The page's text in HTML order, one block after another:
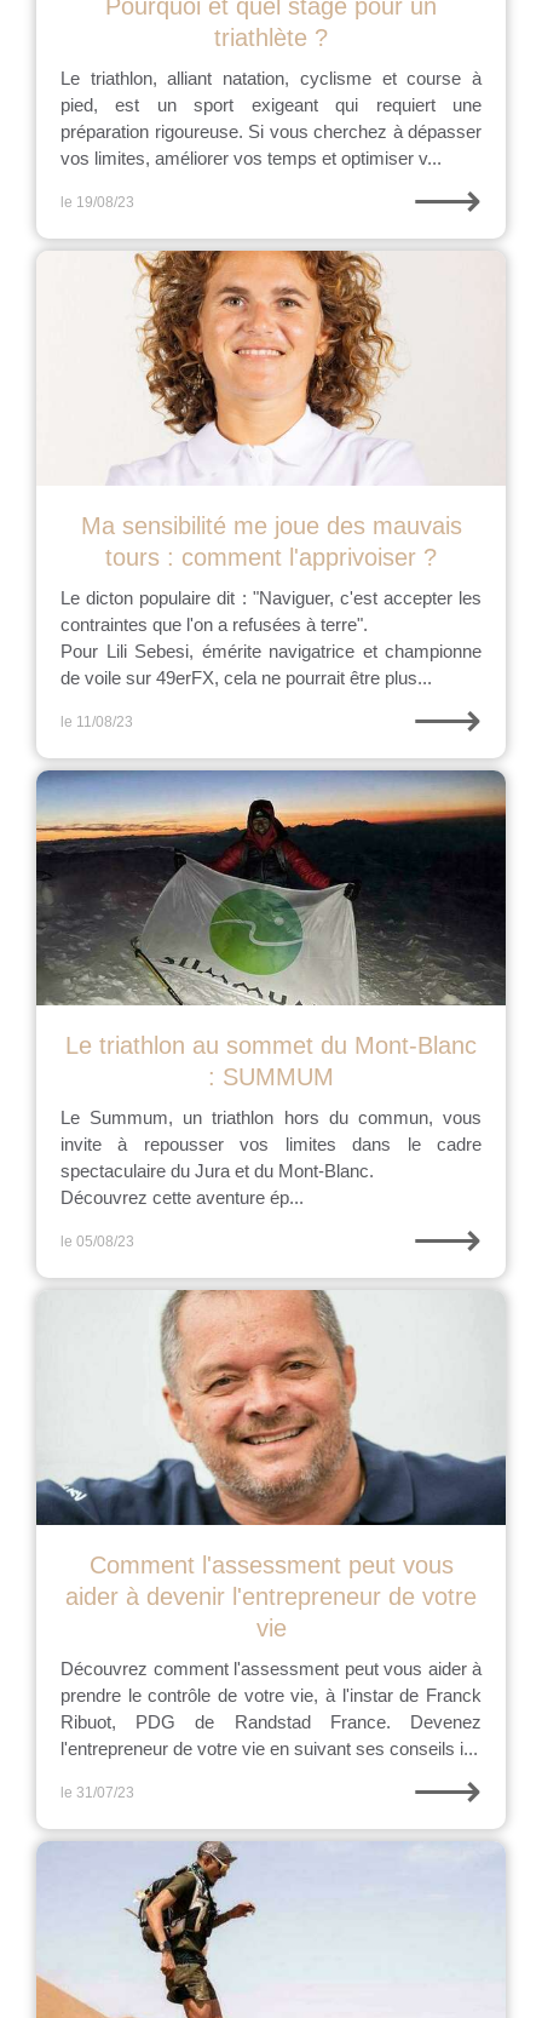
Pourquoi et quel stage pour un
triathlète ?
Le triathlon, alliant natation, cyclisme et course à
pied, est un sport exigeant qui requiert une
préparation rigoureuse. Si vous cherchez à dépasser
vos limites, améliorer vos temps et optimiser v...
le 19/08/23 ⟶
Ma sensibilité me joue des mauvais
tours : comment l'apprivoiser ?
Le dicton populaire dit : "Naviguer, c'est accepter les
contraintes que l'on a refusées à terre".
Pour Lili Sebesi, émérite navigatrice et championne
de voile sur 49erFX, cela ne pourrait être plus...
le 11/08/23 ⟶
Le triathlon au sommet du Mont-Blanc
: SUMMUM
Le Summum, un triathlon hors du commun, vous
invite à repousser vos limites dans le cadre
spectaculaire du Jura et du Mont-Blanc.
Découvrez cette aventure ép...
le 05/08/23 ⟶
Comment l'assessment peut vous
aider à devenir l'entrepreneur de votre
vie
Découvrez comment l'assessment peut vous aider à
prendre le contrôle de votre vie, à l'instar de Franck
Ribuot, PDG de Randstad France. Devenez
l'entrepreneur de votre vie en suivant ses conseils i...
le 31/07/23 ⟶